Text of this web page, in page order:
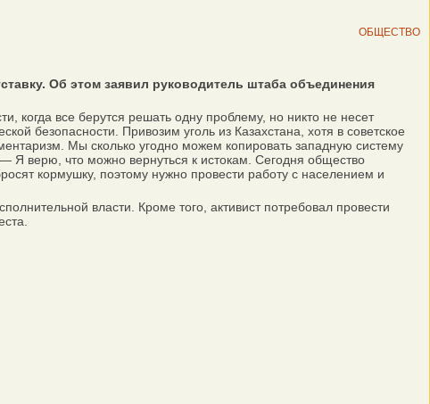
ОБЩЕСТВО
Об этом заявил руководитель штаба объединения
все берутся решать одну проблему, но никто не несет
безопасности. Привозим уголь из Казахстана, хотя в советское
Мы сколько угодно можем копировать западную систему
верю, что можно вернуться к истокам. Сегодня общество
кормушку, поэтому нужно провести работу с населением и
власти. Кроме того, активист потребовал провести